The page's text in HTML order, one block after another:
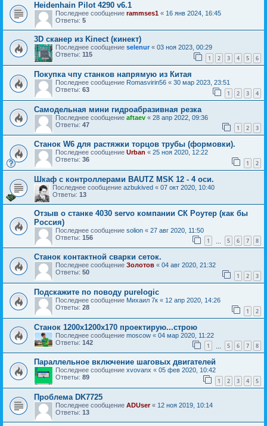
Heidenhain Pilot 4290 v6.1
Последнее сообщение rammses1 « 16 янв 2024, 16:45
Ответы: 5
3D сканер из Kinect (кинект)
Последнее сообщение selenur « 03 ноя 2023, 00:29
Ответы: 115 1 2 3 4 5 6
Покупка чпу станков напрямую из Китая
Последнее сообщение Romasvirin56 « 30 мар 2023, 23:51
Ответы: 63 1 2 3 4
Самодельная мини гидроабразивная резка
Последнее сообщение aftaev « 28 апр 2022, 09:36
Ответы: 47 1 2 3
Станок W6 для растяжки торцов трубы (формовки).
Последнее сообщение Urban « 25 ноя 2020, 12:22
Ответы: 36 1 2
Шкаф с контроллерами BAUTZ MSK 12 - 4 оси.
Последнее сообщение azbukived « 07 окт 2020, 10:40
Ответы: 13
Отзыв о станке 4030 servo компании СК Роутер (как бы
Россия)
Последнее сообщение solion « 27 авг 2020, 11:50
Ответы: 156 1 5 6 7 8
Станок контактной сварки сеток.
Последнее сообщение Золотов « 04 авг 2020, 21:32
Ответы: 50 1 2 3
Подскажите по поводу purelogic
Последнее сообщение Михаил 7к « 12 апр 2020, 14:26
Ответы: 28 1 2
Станок 1200х1200х170 проектирую...строю
Последнее сообщение moscow « 04 мар 2020, 11:22
Ответы: 142 1 5 6 7 8
Параллельное включение шаговых двигателей
Последнее сообщение xvovanx « 05 фев 2020, 10:42
Ответы: 89 1 2 3 4 5
Проблема DK7725
Последнее сообщение ADUser« 12 ноя 2019, 10:14
Ответы: 13